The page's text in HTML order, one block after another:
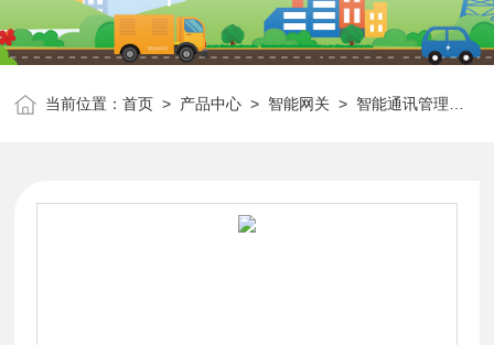
当前位置：首页 > 产品中心 > 智能网关 > 智能通讯管理机